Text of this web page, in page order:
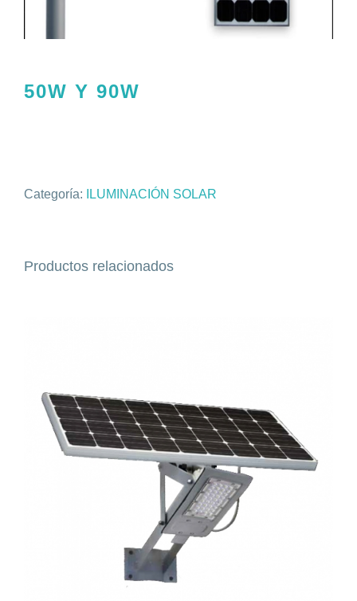
50W Y 90W
Categoría: ILUMINACIÓN SOLAR
Productos relacionados